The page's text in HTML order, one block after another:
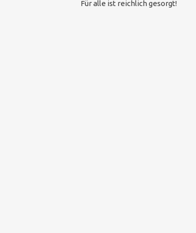
Für alle ist reichlich gesorgt!